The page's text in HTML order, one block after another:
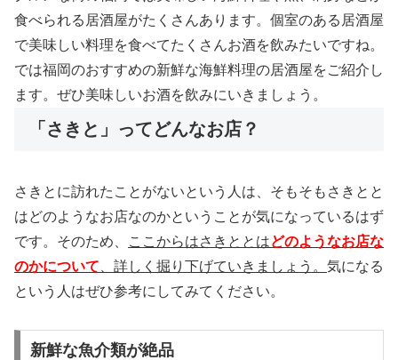
食べられる居酒屋がたくさんあります。個室のある居酒屋
で美味しい料理を食べてたくさんお酒を飲みたいですね。
では福岡のおすすめの新鮮な海鮮料理の居酒屋をご紹介し
ます。ぜひ美味しいお酒を飲みにいきましょう。
「さきと」ってどんなお店？
さきとに訪れたことがないという人は、そもそもさきとと
はどのようなお店なのかということが気になっているはず
です。そのため、
ここからはさきととはどのようなお店な
のかについて 、詳しく掘り下げていきましょう。 気になる
という人はぜひ参考にしてみてください。
新鮮な魚介類が絶品